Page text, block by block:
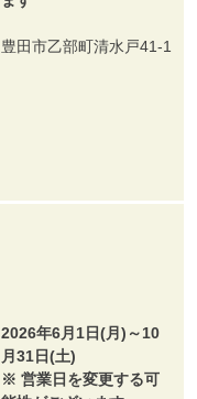
豊田市乙部町清水戸41-1
2026年6月1日(月)～10
月31日(土)
※ 営業日を変更する可